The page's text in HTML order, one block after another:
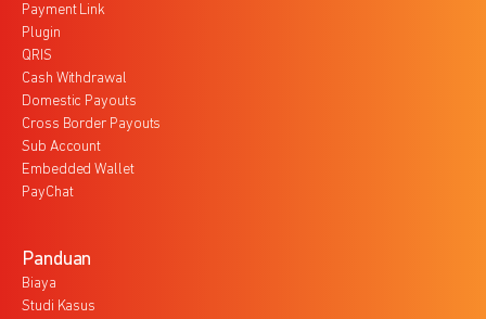
Payment Link
Plugin
QRIS
Cash Withdrawal
Domestic Payouts
Cross Border Payouts
Sub Account
Embedded Wallet
PayChat
Panduan
Biaya
Studi Kasus